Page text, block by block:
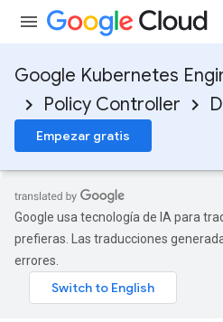
Google Kubernetes
Policy Controller
Empezar gratis
Google usa tecnología de IA para
prefieras. Las traducciones
errores.